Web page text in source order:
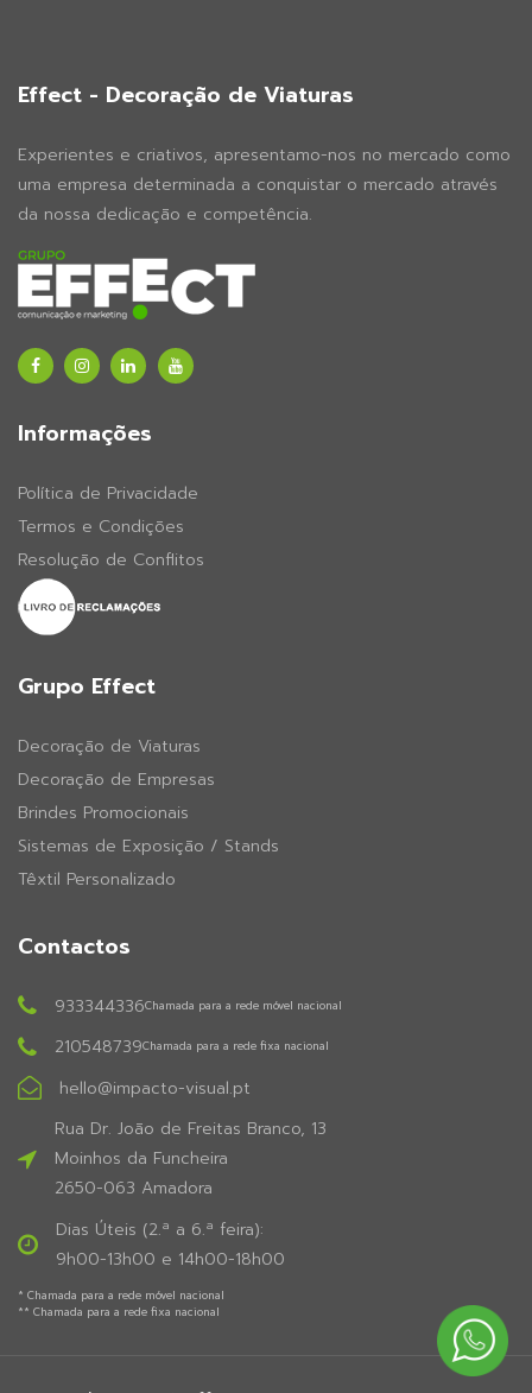
Effect - Decoração de Viaturas
Experientes e criativos, apresentamo-nos no mercado como
uma empresa determinada a conquistar o mercado através
da nossa dedicação e competência.
Informações
Política de Privacidade
Termos e Condições
Resolução de Conflitos
Grupo Effect
Decoração de Viaturas
Decoração de Empresas
Brindes Promocionais
Sistemas de Exposição / Stands
Têxtil Personalizado
Contactos
933344336Chamada para a rede móvel nacional
210548739Chamada para a rede fixa nacional
hello@impacto-visual.pt
Rua Dr. João de Freitas Branco, 13
Moinhos da Funcheira
2650-063 Amadora
Dias Úteis (2.ª a 6.ª feira):
9h00-13h00 e 14h00-18h00
* Chamada para a rede móvel nacional
** Chamada para a rede fixa nacional